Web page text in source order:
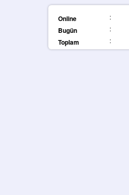
Online :
Bugün
:
Toplam
: